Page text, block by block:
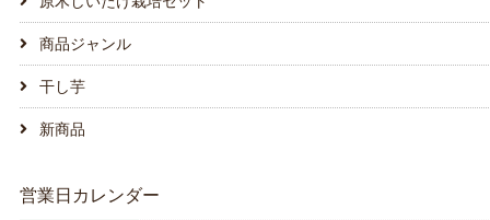
商品ジャンル
干し芋
新商品
営業日カレンダー